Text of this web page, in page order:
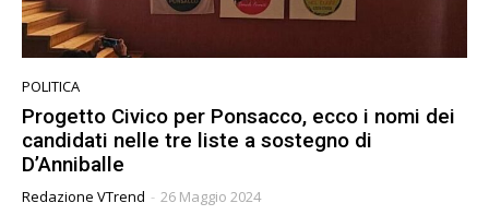
POLITICA
Progetto Civico per Ponsacco, ecco i nomi dei
candidati nelle tre liste a sostegno di
D’Anniballe
Redazione VTrend - 26 Maggio 2024